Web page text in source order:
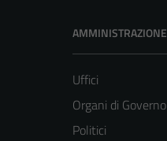
AMMINISTRAZIONE
Uffici
Organi di Governo
Politici